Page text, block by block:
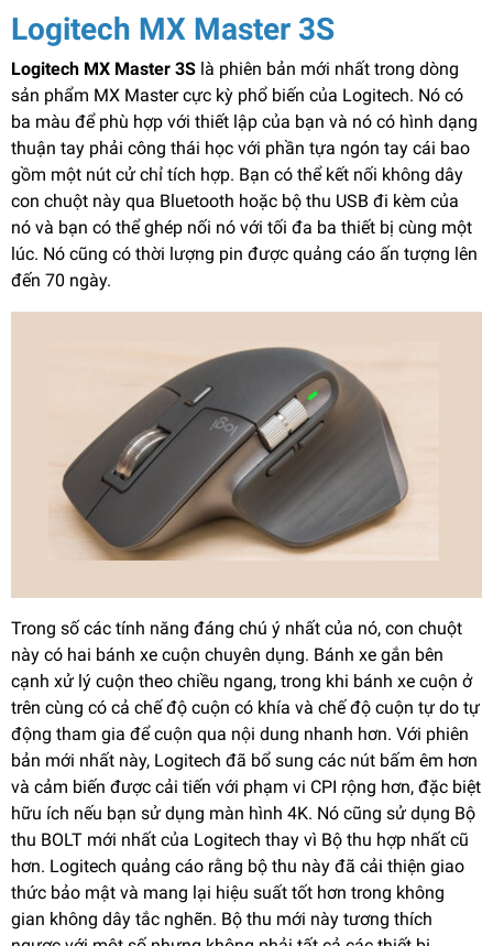
Logitech MX Master 3S
Logitech MX Master 3S là phiên bản mới nhất trong dòng
sản phẩm MX Master cực kỳ phổ biến của Logitech. Nó có
ba màu để phù hợp với thiết lập của bạn và nó có hình dạng
thuận tay phải công thái học với phần tựa ngón tay cái bao
gồm một nút cử chỉ tích hợp. Bạn có thể kết nối không dây
con chuột này qua Bluetooth hoặc bộ thu USB đi kèm của
nó và bạn có thể ghép nối nó với tối đa ba thiết bị cùng một
lúc. Nó cũng có thời lượng pin được quảng cáo ấn tượng lên
đến 70 ngày.
Trong số các tính năng đáng chú ý nhất của nó, con chuột
này có hai bánh xe cuộn chuyên dụng. Bánh xe gắn bên
cạnh xử lý cuộn theo chiều ngang, trong khi bánh xe cuộn ở
trên cùng có cả chế độ cuộn có khía và chế độ cuộn tự do tự
động tham gia để cuộn qua nội dung nhanh hơn. Với phiên
bản mới nhất này, Logitech đã bổ sung các nút bấm êm hơn
và cảm biến được cải tiến với phạm vi CPI rộng hơn, đặc biệt
hữu ích nếu bạn sử dụng màn hình 4K. Nó cũng sử dụng Bộ
thu BOLT mới nhất của Logitech thay vì Bộ thu hợp nhất cũ
hơn. Logitech quảng cáo rằng bộ thu này đã cải thiện giao
thức bảo mật và mang lại hiệu suất tốt hơn trong không
gian không dây tắc nghẽn. Bộ thu mới này tương thích